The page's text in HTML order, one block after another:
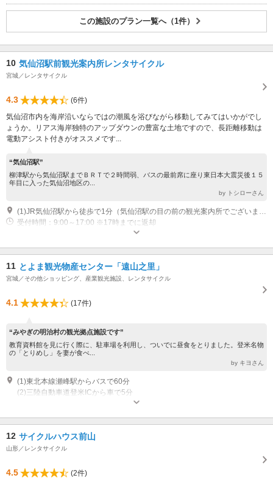
この施設のプラン一覧へ（1件）
10 気仙沼駅前観光案内所レンタサイクル
宮城／レンタサイクル
4.3
(6件)
気仙沼市内を海岸沿いならではの潮風を浴びながら移動してみてはいかがでし
ょうか。リアス海岸独特のアップダウンの豊富な土地ですので、長距離移動は
電動アシスト付きがオススメです...
“気仙沼駅”
柳津駅から気仙沼駅までＢＲＴで２時間弱、バスの最前席に座り東日本大震災後１５
年目に入った気仙沼地区の...
by トシローさん
(1)JR気仙沼駅から徒歩で1分（気仙沼駅の目の前の観光案内所でございます。）
受付時間：9:00～17:00 ※17時までに返却
11 とよま観光物産センター「遠山之里」
宮城／その他ショッピング、産業観光施設、レンタサイクル
4.1 (17件)
“みやぎの明治村の観光拠点施設です”
教育資料館を見に行く際に、駐車場を利用し、ついでに昼食をとりました。登米名物
の「とりめし」を妻が食べ...
by キヨさん
(1)東北本線瀬峰駅からバスで60分
(2)三陸自動車道登米ICから車で5分
営業時間：9：00～17：00 休業：年末年始
12 サイクルハウス前山
山形／レンタサイクル
4.5
(2件)